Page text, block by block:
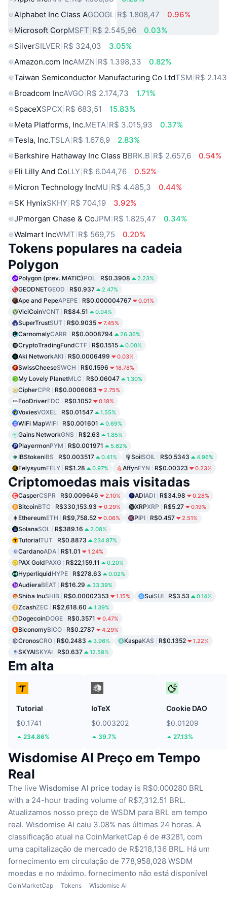
Alphabet Inc Class AGOOGL R$ 1.808,47
0.96%
Microsoft CorpMSFT R$ 2.545,96
0.03%
SilverSILVER R$ 324,03
3.05%
Amazon.com IncAMZN R$ 1.398,33
0.82%
Taiwan Semiconductor Manufacturing Co LtdTSM R$
Broadcom IncAVGO R$ 2.174,73
1.71%
SpaceXSPCX R$ 683,51
15.83%
Meta Platforms, Inc.META R$ 3.015,93
0.37%
Tesla, Inc.TSLA R$ 1.676,9
2.83%
Berkshire Hathaway Inc Class BBRK.B R$ 2.657,6
0.54%
Eli Lilly And CoLLY R$ 6.044,76
0.52%
Micron Technology IncMU R$ 4.485,3
0.44%
SK HynixSKHY R$ 704,19
3.92%
JPmorgan Chase & CoJPM R$ 1.825,47
0.34%
Walmart IncWMT R$ 569,75 0.20%
Tokens populares na cadeia
Polygon
Polygon (prev. MATIC)POL R$0.3908 2.23%
GEODNETGEOD R$0.937 2.47%
Ape and PepeAPEPE R$0.000004767 0.01%
ViciCoinVCNT R$84.51 0.04%
SuperTrustSUT R$0.9035 7.45%
CarnomalyCARR R$0.0008794 26.36%
CryptoTradingFundCTF R$0.1515 0.00%
Aki NetworkAKI R$0.0006499 0.03%
SwissCheeseSWCH R$0.1596 18.78%
My Lovely PlanetMLC R$0.06047 1.30%
CipherCPR R$0.0006063 2.75%
FooDriverFDC R$0.1052 0.18%
VoxiesVOXEL R$0.01547 1.55%
WiFi MapWIFI R$0.001601 0.69%
Gains NetworkGNS R$2.63 1.85%
PlayermonPYM R$0.001971 5.62%
IBStokenIBS R$0.003517 0.41% SoilSOIL R$0.5343 4.96%
FelysyumFELY R$1.28 0.97% AffynFYN R$0.00323 0.23%
Criptomoedas mais visitadas
CasperCSPR R$0.009646 2.10% ADIADI R$34.98 0.28%
BitcoinBTC R$330,153.93 0.29% XRPXRP R$5.27 0.19%
EthereumETH R$9,758.52 0.06% PiPI R$0.457 2.51%
SolanaSOL R$389.16 2.08%
TutorialTUT R$0.8873 234.87%
CardanoADA R$1.01 1.24%
PAX GoldPAXG R$22,159.11 0.20%
HyperliquidHYPE R$278.63 0.02%
AudieraBEAT R$16.29 33.39%
Shiba InuSHIB R$0.00002353 1.15% SuiSUI R$3.53 0.14%
ZcashZEC R$2,618.60 1.39%
DogecoinDOGE R$0.3571 0.47%
BiconomyBICO R$0.2787 4.29%
CronosCRO R$0.2483 3.96% KaspaKAS R$0.1352 1.22%
SKYAISKYAI R$0.637 12.58%
Em alta
Tutorial
$0.1741
234.86%
IoTeX
$0.003202
39.7%
Cookie DAO
$0.01209
27.13%
Wisdomise AI Preço em Tempo
Real
The live Wisdomise AI price today is R$0.000280 BRL
with a 24-hour trading volume of R$7,312.51 BRL.
Atualizamos nosso preço de WSDM para BRL em tempo
real. Wisdomise AI caiu 3.08% nas últimas 24 horas. A
classificação atual na CoinMarketCap é de #3281, com
uma capitalização de mercado de R$218,136 BRL. Há um
fornecimento em circulação de 778,958,028 WSDM
moedas e no máximo. fornecimento não está disponível
CoinMarketCap Tokens Wisdomise AI